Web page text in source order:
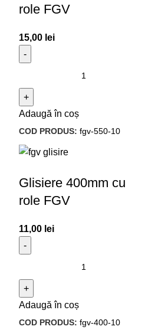
role FGV
15,00 lei
Adaugă în coș
COD PRODUS: fgv-550-10
Glisiere 400mm cu
role FGV
11,00 lei
Adaugă în coș
COD PRODUS: fgv-400-10